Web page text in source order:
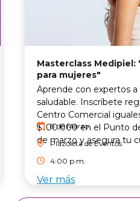
Masterclass Medipiel:
para mujeres"
Aprende con expertos a
saludable. Inscríbete
Centro Comercial
$100.000 en el Punto
de marzo y asegura tu
8 de Marzo
Plazoleta de Eventos
4:00 p.m.
Ver más